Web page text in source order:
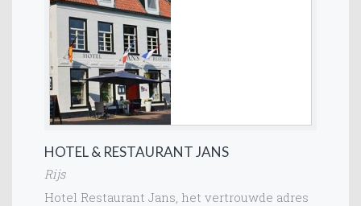
HOTEL & RESTAURANT JANS
Rijs
Hotel Restaurant Jans, het vertrouwde adres